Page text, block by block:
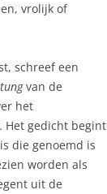
vrolijk of
schreef een
van de
het
Het gedicht begint
die genoemd is
worden als
uit de